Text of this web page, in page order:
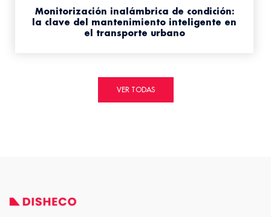
Monitorización inalámbrica de condición:
la clave del mantenimiento inteligente en
el transporte urbano
VER TODAS